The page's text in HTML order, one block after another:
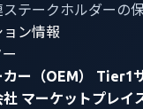
ステークホルダーの
ョン情報
ー（OEM）
Tier1
社 マーケットプレイ